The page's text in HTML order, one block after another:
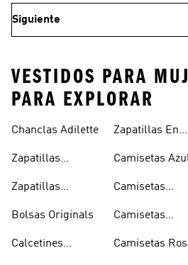
Siguiente
VESTIDOS PARA
PARA EXPLORAR
Chanclas Adilette
Zapatillas
Zapatillas
Blancas
Bolsas Originals
Calcetines
Zapatillas En
Camisetas
Camisetas
Camisetas
Camisetas